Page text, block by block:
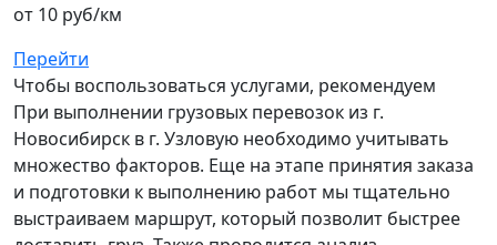
от 10 руб/км
Перейти
Чтобы воспользоваться услугами, рекомендуем
При выполнении грузовых перевозок из г.
Новосибирск в г. Узловую необходимо учитывать
множество факторов. Еще на этапе принятия заказа
и подготовки к выполнению работ мы тщательно
выстраиваем маршрут, который позволит быстрее